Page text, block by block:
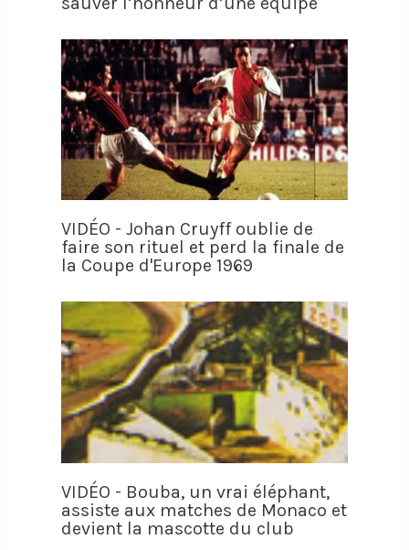
VIDÉO - Johan Cruyff oublie de
faire son rituel et perd la finale de
la Coupe d'Europe 1969
VIDÉO - Bouba, un vrai éléphant,
assiste aux matches de Monaco et
devient la mascotte du club